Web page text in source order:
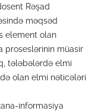
Rəşad
məqsəd
element olan
proseslərinin müasir
tələbələrdə elmi
olan elmi nəticələri
informasiya